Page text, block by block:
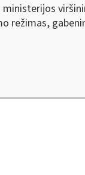
režimas,